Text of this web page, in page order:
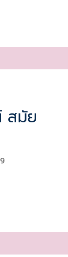
สมัย